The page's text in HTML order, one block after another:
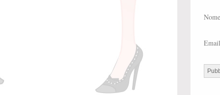
Nome
Email